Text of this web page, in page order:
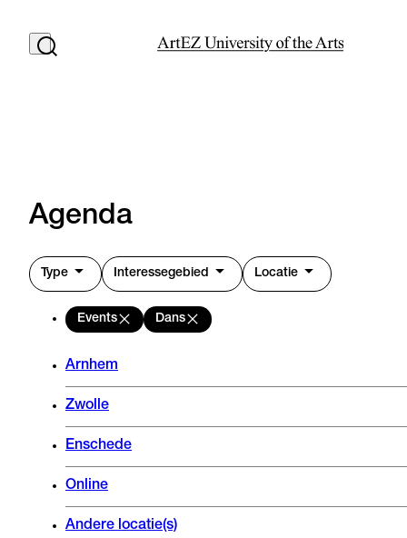
Agenda
Type Interessegebied Locatie
Events Dans
Arnhem
Zwolle
Enschede
Online
Andere locatie(s)